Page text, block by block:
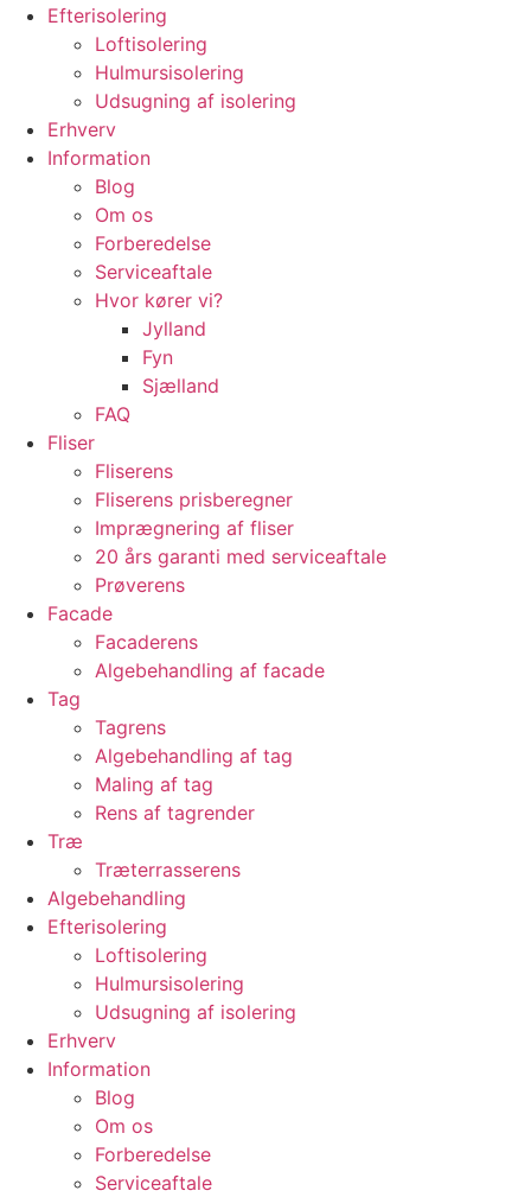
Efterisolering
Loftisolering
Hulmursisolering
Udsugning af isolering
Erhverv
Information
Blog
Om os
Forberedelse
Serviceaftale
Hvor kører vi?
Jylland
Fyn
Sjælland
FAQ
Fliser
Fliserens
Fliserens prisberegner
Imprægnering af fliser
20 års garanti med serviceaftale
Prøverens
Facade
Facaderens
Algebehandling af facade
Tag
Tagrens
Algebehandling af tag
Maling af tag
Rens af tagrender
Træ
Træterrasserens
Algebehandling
Efterisolering
Loftisolering
Hulmursisolering
Udsugning af isolering
Erhverv
Information
Blog
Om os
Forberedelse
Serviceaftale